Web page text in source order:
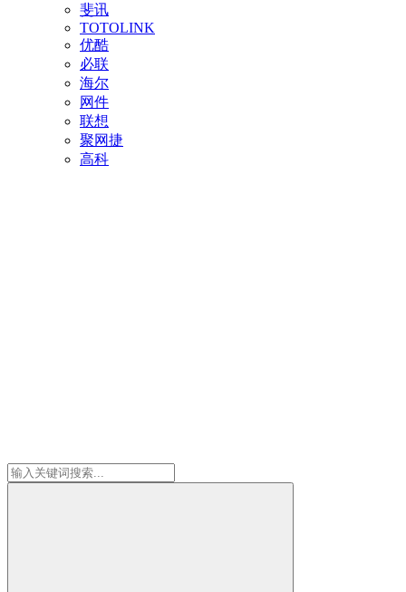
斐讯
TOTOLINK
优酷
必联
海尔
网件
联想
聚网捷
高科